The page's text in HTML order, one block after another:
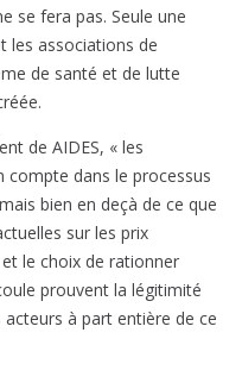
se fera pas. Seule une
les associations de
de santé et de lutte
de AIDES, « les
compte dans le processus
bien en deçà de ce que
sur les prix
le choix de rationner
prouvent la légitimité
à part entière de ce